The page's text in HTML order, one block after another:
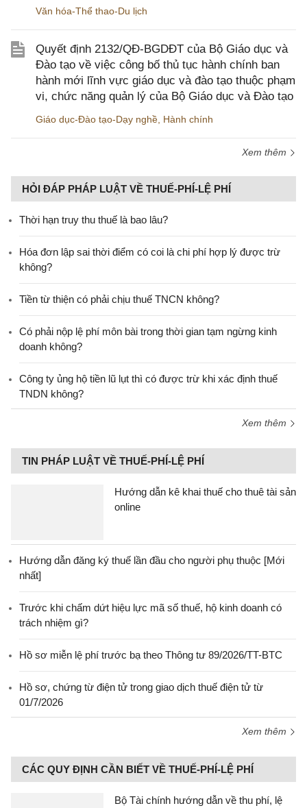
Văn hóa-Thể thao-Du lịch
Quyết định 2132/QĐ-BGDĐT của Bộ Giáo dục và
Đào tạo về việc công bố thủ tục hành chính ban
hành mới lĩnh vực giáo dục và đào tạo thuộc phạm
vi, chức năng quản lý của Bộ Giáo dục và Đào tạo
Giáo dục-Đào tạo-Dạy nghề Hành chính
Xem thêm
HỎI ĐÁP PHÁP LUẬT VỀ THUẾ-PHÍ-LỆ PHÍ
Thời hạn truy thu thuế là bao lâu?
Hóa đơn lập sai thời điểm có coi là chi phí hợp lý được trừ
không?
Tiền từ thiện có phải chịu thuế TNCN không?
Có phải nộp lệ phí môn bài trong thời gian tạm ngừng kinh
doanh không?
Công ty ủng hộ tiền lũ lụt thì có được trừ khi xác định thuế
TNDN không?
Xem thêm
TIN PHÁP LUẬT VỀ THUẾ-PHÍ-LỆ PHÍ
Hướng dẫn kê khai thuế cho thuê tài sản
online
Hướng dẫn đăng ký thuế lần đầu cho người phụ thuộc [Mới
nhất]
Trước khi chấm dứt hiệu lực mã số thuế, hộ kinh doanh có
trách nhiệm gì?
Hồ sơ miễn lệ phí trước bạ theo Thông tư 89/2026/TT-BTC
Hồ sơ, chứng từ điện tử trong giao dịch thuế điện tử từ
01/7/2026
Xem thêm
CÁC QUY ĐỊNH CẦN BIẾT VỀ THUẾ-PHÍ-LỆ PHÍ
Bộ Tài chính hướng dẫn về thu phí, lệ